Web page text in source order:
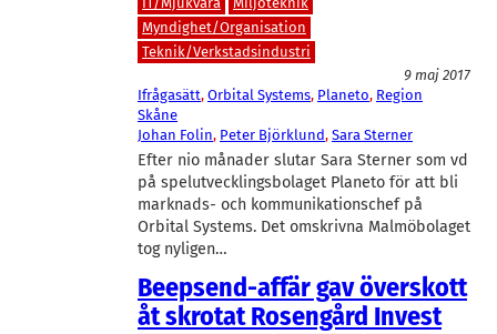
Myndighet/Organisation
Teknik/Verkstadsindustri
9 maj 2017
Ifrågasätt, Orbital Systems, Planeto, Region
Skåne
Johan Folin, Peter Björklund, Sara Sterner
Efter nio månader slutar Sara Sterner som vd
på spelutvecklingsbolaget Planeto för att bli
marknads- och kommunikationschef på
Orbital Systems. Det omskrivna Malmöbolaget
tog nyligen…
Beepsend-affär gav överskott
åt skrotat Rosengård Invest